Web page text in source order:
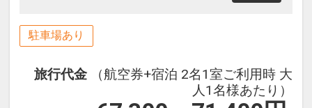
駐車場あり
旅行代金
（航空券+宿泊 2名1室ご利用時 大
人1名様あたり）